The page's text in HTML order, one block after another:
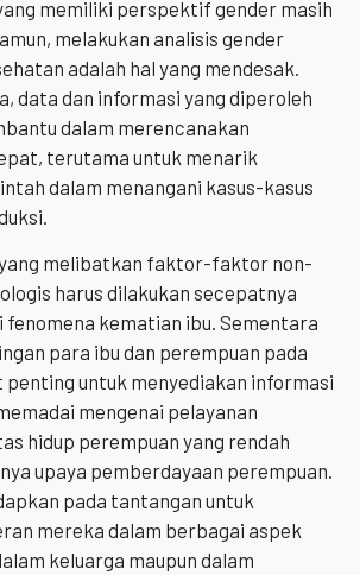
memiliki perspektif gender masih
melakukan analisis gender
adalah hal yang mendesak.
data dan informasi yang diperoleh
dalam merencanakan
terutama untuk menarik
dalam menangani kasus-kasus
melibatkan faktor-faktor non-
harus dilakukan secepatnya
fenomena kematian ibu. Sementara
para ibu dan perempuan pada
penting untuk menyediakan informasi
mengenai pelayanan
hidup perempuan yang rendah
upaya pemberdayaan perempuan.
pada tantangan untuk
mereka dalam berbagai aspek
keluarga maupun dalam